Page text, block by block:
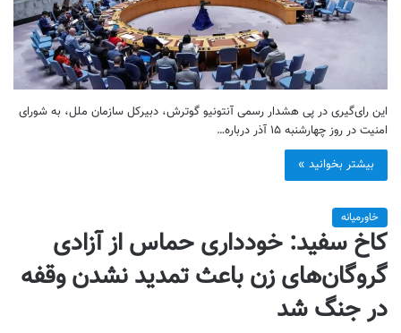
این رای‌گیری در پی هشدار رسمی آنتونیو گوترش، دبیرکل سازمان ملل، به شورای
امنیت در روز چهارشنبه ۱۵ آذر درباره…
بیشتر بخوانید »
خاورمیانه
کاخ سفید: خودداری حماس از آزادی
گروگان‌های زن باعث تمدید نشدن وقفه
در جنگ شد